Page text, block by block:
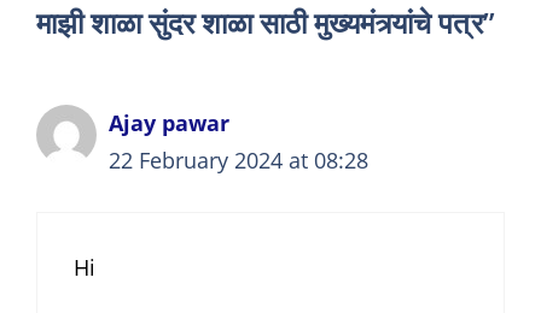
माझी शाळा सुंदर शाळा साठी मुख्यमंत्र्यांचे पत्र”
Ajay pawar
22 February 2024 at 08:28
Hi